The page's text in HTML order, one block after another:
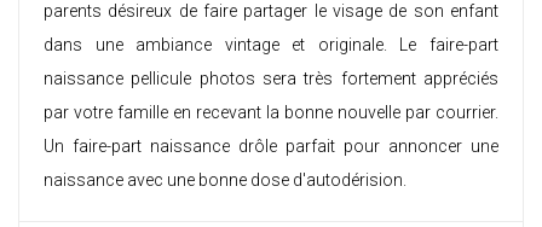
parents désireux de faire partager le visage de son enfant
dans une ambiance vintage et originale. Le faire-part
naissance pellicule photos sera très fortement appréciés
par votre famille en recevant la bonne nouvelle par courrier.
Un faire-part naissance drôle parfait pour annoncer une
naissance avec une bonne dose d'autodérision.